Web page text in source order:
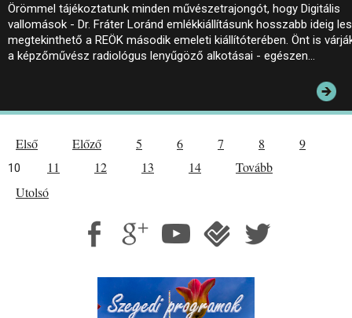
Örömmel tájékoztatunk minden művészetrajongót, hogy Digitális
vallomások - Dr. Fráter Loránd emlékkiállításunk hosszabb ideig
megtekinthető a REÖK második emeleti kiállítóterében. Önt is
a képzőművész radiológus lenyűgöző alkotásai - egészen…
Első Előző 5 6 7 8 9
10 11 12 13 14
Tovább
Utolsó